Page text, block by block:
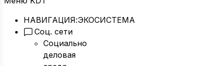
НАВИГАЦИЯ:ЭКОСИСТЕМА
Соц. сети
Социально
деловая